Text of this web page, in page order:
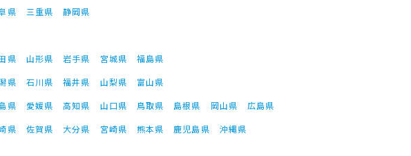
県 三重県
静岡県
県 山形県 岩手県 宮城県
福島県
県 石川県 福井県 山梨県
富山県
県 愛媛県 高知県 山口県 鳥取県 島根県 岡山県
広島県
県 佐賀県 大分県 宮崎県 熊本県 鹿児島県 沖縄県